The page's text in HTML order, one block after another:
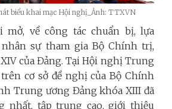
biểu khai mạc Hội nghị_Ảnh: TTXVN
mở, về công tác chuẩn bị, lựa
sự tham gia Bộ Chính trị,
của Đảng. Tại Hội nghị Trung
cơ sở đề nghị của Bộ Chính
Trung ương Đảng khóa XIII đã
nhất, tập trung cao, giới thiệu